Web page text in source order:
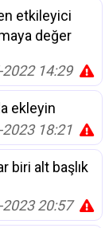
etkileyici
değer
2022 14:29
ekleyin
2023 18:21
biri alt başlık
2023 20:57